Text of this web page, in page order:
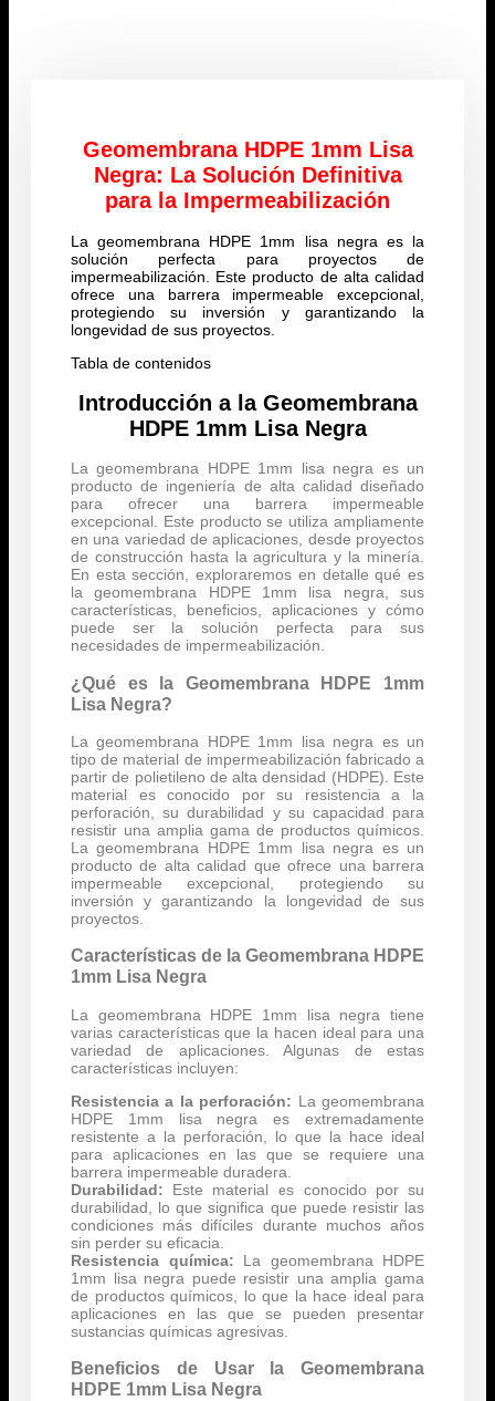
Geomembrana HDPE 1mm Lisa
Negra: La Solución Definitiva
para la Impermeabilización
La geomembrana HDPE 1mm lisa negra es la
solución perfecta para proyectos de
impermeabilización. Este producto de alta calidad
ofrece una barrera impermeable excepcional,
protegiendo su inversión y garantizando la
longevidad de sus proyectos.
Tabla de contenidos
Introducción a la Geomembrana
HDPE 1mm Lisa Negra
La geomembrana HDPE 1mm lisa negra es un
producto de ingeniería de alta calidad diseñado
para ofrecer una barrera impermeable
excepcional. Este producto se utiliza ampliamente
en una variedad de aplicaciones, desde proyectos
de construcción hasta la agricultura y la minería.
En esta sección, exploraremos en detalle qué es
la geomembrana HDPE 1mm lisa negra, sus
características, beneficios, aplicaciones y cómo
puede ser la solución perfecta para sus
necesidades de impermeabilización.
¿Qué es la Geomembrana HDPE 1mm
Lisa Negra?
La geomembrana HDPE 1mm lisa negra es un
tipo de material de impermeabilización fabricado a
partir de polietileno de alta densidad (HDPE). Este
material es conocido por su resistencia a la
perforación, su durabilidad y su capacidad para
resistir una amplia gama de productos químicos.
La geomembrana HDPE 1mm lisa negra es un
producto de alta calidad que ofrece una barrera
impermeable excepcional, protegiendo su
inversión y garantizando la longevidad de sus
proyectos.
Características de la Geomembrana HDPE
1mm Lisa Negra
La geomembrana HDPE 1mm lisa negra tiene
varias características que la hacen ideal para una
variedad de aplicaciones. Algunas de estas
características incluyen:
Resistencia a la perforación: La geomembrana
HDPE 1mm lisa negra es extremadamente
resistente a la perforación, lo que la hace ideal
para aplicaciones en las que se requiere una
barrera impermeable duradera.
Durabilidad: Este material es conocido por su
durabilidad, lo que significa que puede resistir las
condiciones más difíciles durante muchos años
sin perder su eficacia.
Resistencia química: La geomembrana HDPE
1mm lisa negra puede resistir una amplia gama
de productos químicos, lo que la hace ideal para
aplicaciones en las que se pueden presentar
sustancias químicas agresivas.
Beneficios de Usar la Geomembrana
HDPE 1mm Lisa Negra